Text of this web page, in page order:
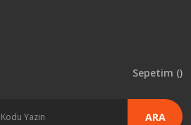
ARA
Sepetim ()